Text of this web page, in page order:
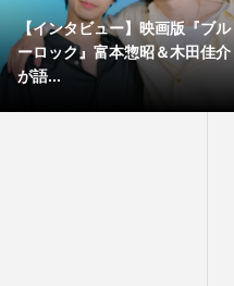
【インタビュー】映画版『ブル
ーロック』富本惣昭＆木田佳介
が語...